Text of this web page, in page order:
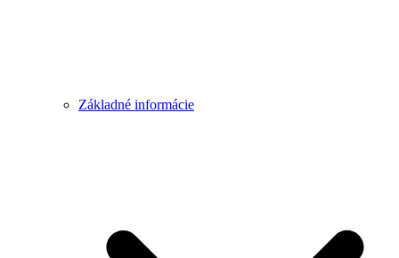
Základné informácie